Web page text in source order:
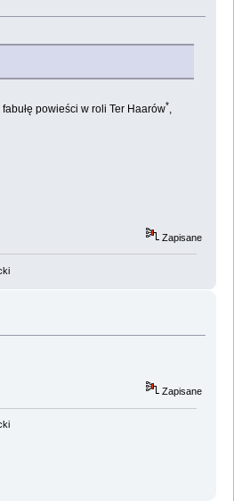
powieści w roli Ter Haarów*,
Zapisane
Zapisane